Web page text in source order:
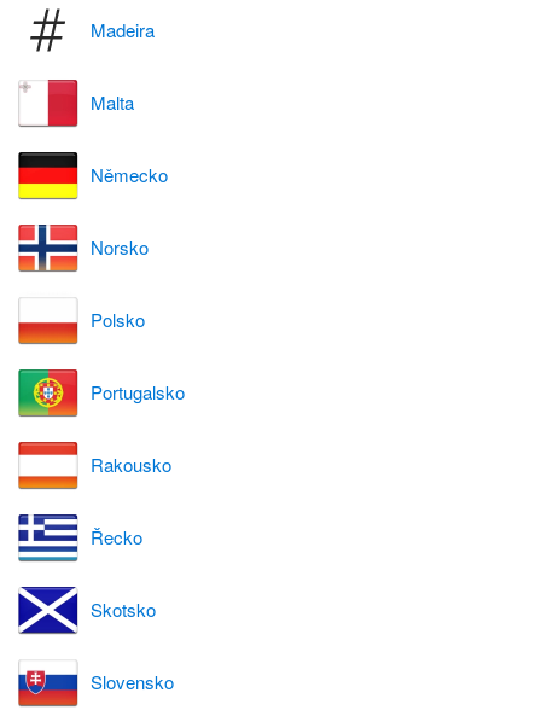
Madeira
Malta
Německo
Norsko
Polsko
Portugalsko
Rakousko
Řecko
Skotsko
Slovensko